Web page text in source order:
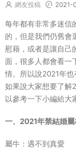
網友投稿 2021-
每年都有非常多迷信
的，但是我們仍舊會
慰藉，或者是讓自己
面，很多人都會看一
情。所以說2021年也
如果說大家想要了解
以參考一下小編給大
一、2021年禁結婚
屬牛：遇不到真愛